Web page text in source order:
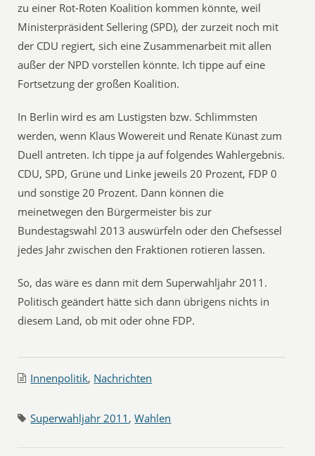
zu einer Rot-Roten Koalition kommen könnte, weil
Ministerpräsident Sellering (SPD), der zurzeit noch mit
der CDU regiert, sich eine Zusammenarbeit mit allen
außer der NPD vorstellen könnte. Ich tippe auf eine
Fortsetzung der großen Koalition.
In Berlin wird es am Lustigsten bzw. Schlimmsten
werden, wenn Klaus Wowereit und Renate Künast zum
Duell antreten. Ich tippe ja auf folgendes Wahlergebnis.
CDU, SPD, Grüne und Linke jeweils 20 Prozent, FDP 0
und sonstige 20 Prozent. Dann können die
meinetwegen den Bürgermeister bis zur
Bundestagswahl 2013 auswürfeln oder den Chefsessel
jedes Jahr zwischen den Fraktionen rotieren lassen.
So, das wäre es dann mit dem Superwahljahr 2011.
Politisch geändert hätte sich dann übrigens nichts in
diesem Land, ob mit oder ohne FDP.
Innenpolitik, Nachrichten
Superwahljahr 2011 ,Wahlen